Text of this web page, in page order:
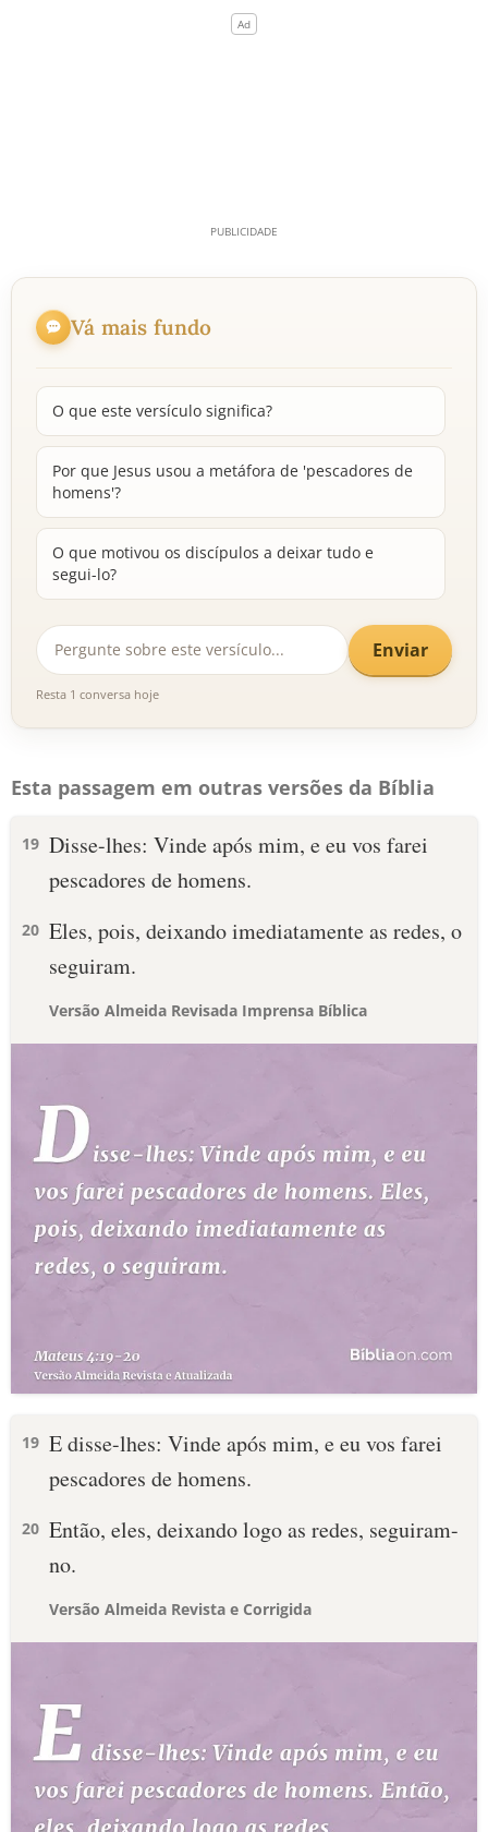
Vá mais fundo
O que este versículo significa?
Por que Jesus usou a metáfora de 'pescadores de
homens'?
O que motivou os discípulos a deixar tudo e
segui-lo?
Enviar
Resta 1 conversa hoje
Esta passagem em outras versões da Bíblia
19 Disse-lhes: Vinde após mim, e eu vos farei
pescadores de homens.
20 Eles, pois, deixando imediatamente as redes, o
seguiram.
Versão Almeida Revisada Imprensa Bíblica
19 E disse-lhes: Vinde após mim, e eu vos farei
pescadores de homens.
20 Então, eles, deixando logo as redes, seguiram-
no.
Versão Almeida Revista e Corrigida